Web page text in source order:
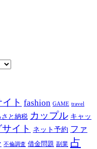
ト fashion GAME travel
さと納税 カップル キャッ
イト ネット予約 ファ
不倫調査 借金問題 副業 占